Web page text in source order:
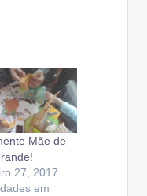
Mãe de
27, 2017
em